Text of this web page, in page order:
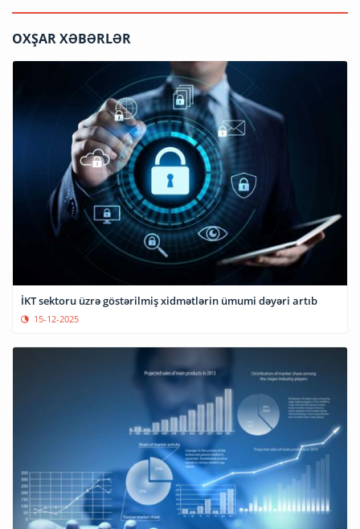
OXŞAR XƏBƏRLƏR
İKT sektoru üzrə göstərilmiş xidmətlərin ümumi dəyəri artıb
15-12-2025